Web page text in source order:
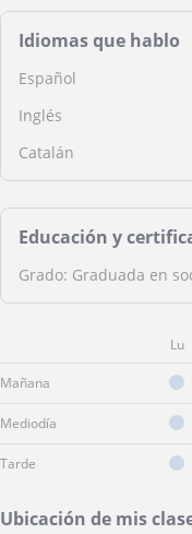
Idiomas que hablo
Español
Inglés
Catalán
Educación y
Grado: Graduada en
Lu
Mañana
Mediodía
Tarde
Ubicación de mis